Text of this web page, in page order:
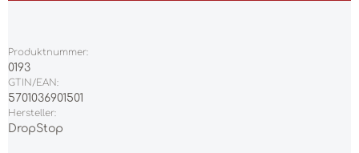
Produktnummer:
0193
GTIN/EAN:
5701036901501
Hersteller:
DropStop